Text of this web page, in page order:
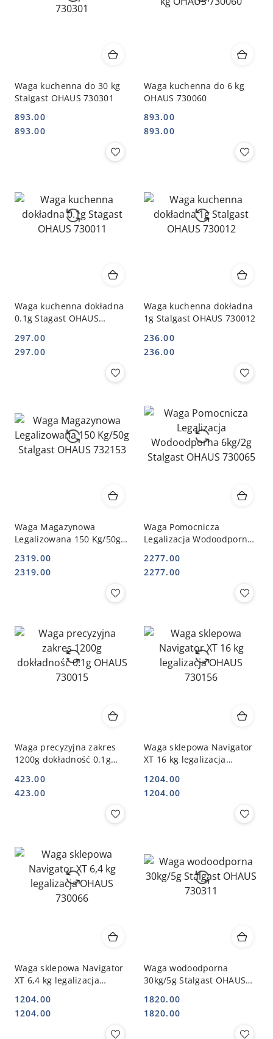
Waga kuchenna do 30 kg
Stalgast OHAUS 730301
Cena:
893.00
Cena:
893.00
Waga kuchenna do 6 kg
OHAUS 730060
Cena:
893.00
Cena:
893.00
Waga kuchenna dokładna
0.1g Stagast OHAUS
Cena:
297.00
Cena:
297.00
Waga kuchenna dokładna
1g Stalgast OHAUS 730012
Cena:
236.00
Cena:
236.00
Waga Magazynowa
Legalizowana 150 Kg/50g
Cena:
2319.00
Cena:
2319.00
Waga Pomocnicza
Legalizacja Wodoodporna
730065
Cena:
2277.00
Cena:
2277.00
Waga precyzyjna zakres
1200g dokładność 0.1g
Cena:
423.00
Cena:
423.00
Waga sklepowa Navigator
XT 16 kg legalizacja
Cena:
1204.00
Cena:
1204.00
Waga sklepowa Navigator
XT 6,4 kg legalizacja
Cena:
1204.00
Cena:
1204.00
Waga wodoodporna
30kg/5g Stalgast OHAUS
Cena:
1820.00
Cena:
1820.00